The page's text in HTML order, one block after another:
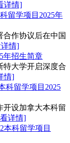
详情]
留学项目2025年
合作协议后在中国
情]
年招生简章
特大学开启深度合
情]
科留学项目2025
开设加拿大本科留
详情]
本科留学项目